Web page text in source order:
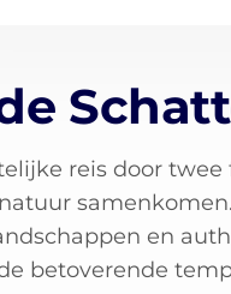
reis door
en
betoverende